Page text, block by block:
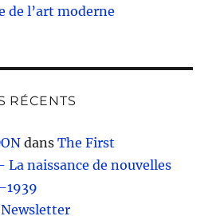
de l’art moderne
RÉCENTS
dansThe First
La naissance de nouvelles
Newsletter